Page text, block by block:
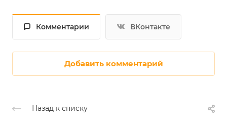
Комментарии ВКонтакте
Добавить комментарий
Назад к списку